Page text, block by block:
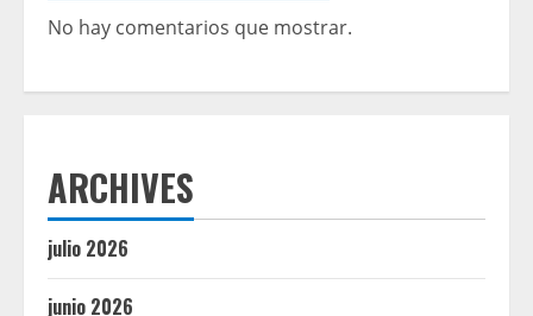
No hay comentarios que mostrar.
ARCHIVES
julio 2026
junio 2026